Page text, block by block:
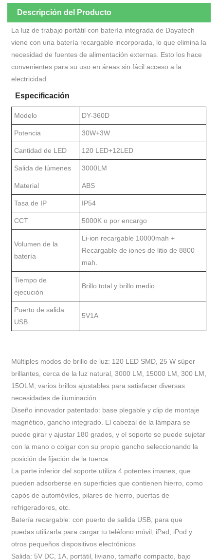
Descripción del Producto
La luz de trabajo portátil con batería integrada de Dayatech
viene con una batería recargable incorporada, lo que elimina la
necesidad de fuentes de alimentación externas. Esto los hace
convenientes para su uso en áreas sin fácil acceso a la
electricidad.
Especificación
Modelo DY-360D
Potencia 30W+3W
Cantidad de LED 120 LED+12LED
Salida de lúmenes 3000LM
Material ABS
Tasa de IP IP54
CCT 5000K o por encargo
Volumen de la
batería
Li-ion recargable 10000mah +
Recargable de iones de litio de 8800
mah.
Tiempo de
ejecución
Brillo total y brillo medio
Puerto de salida
USB
5V1A
Múltiples modos de brillo de luz: 120 LED SMD, 25 W súper
brillantes, cerca de la luz natural, 3000 LM, 15000 LM, 300 LM,
15OLM, varios brillos ajustables para satisfacer diversas
necesidades de iluminación.
Diseño innovador patentado: base plegable y clip de montaje
magnético, gancho integrado. El cabezal de la lámpara se
puede girar y ajustar 180 grados, y el soporte se puede sujetar
con la mano o colgar con su propio gancho seleccionando la
posición de fijación de la tuerca.
La parte inferior del soporte utiliza 4 potentes imanes, que
pueden adsorberse en superficies que contienen hierro, como
capós de automóviles, pilares de hierro, puertas de
refrigeradores, etc.
Batería recargable: con puerto de salida USB, para que
puedas utilizarla para cargar tu teléfono móvil, iPad, iPod y
otros pequeños dispositivos electrónicos
Salida: 5V DC, 1A, portátil, liviano, tamaño compacto, bajo